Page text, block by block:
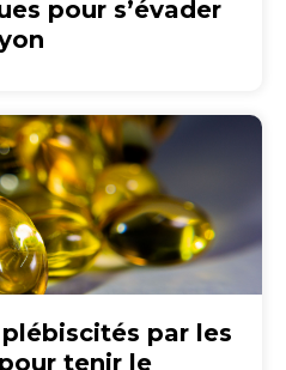
pour s’évader
par les
tenir le